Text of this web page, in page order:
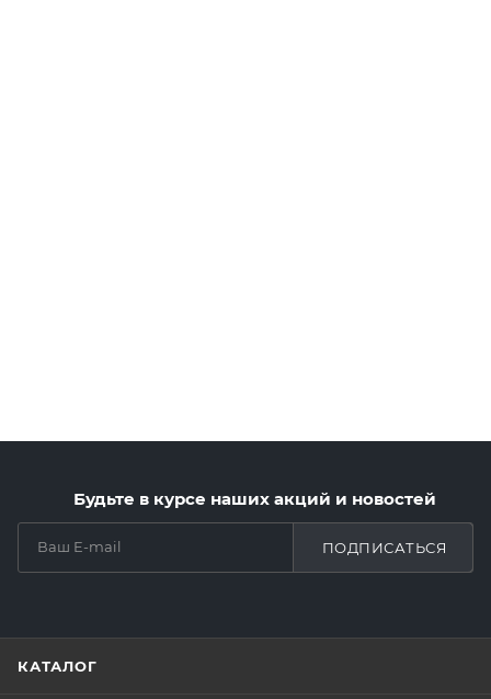
Будьте в курсе наших акций и новостей
ПОДПИСАТЬСЯ
КАТАЛОГ